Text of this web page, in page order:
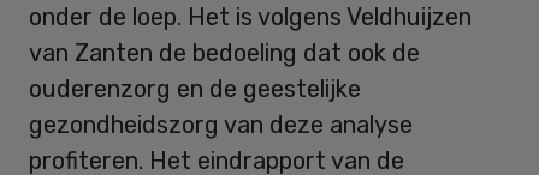
onder de loep. Het is volgens Veldhuijzen
van Zanten de bedoeling dat ook de
ouderenzorg en de geestelijke
gezondheidszorg van deze analyse
profiteren. Het eindrapport van de